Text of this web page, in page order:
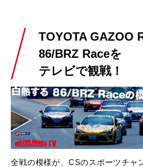
TOYOTA GAZOO
86/BRZ Raceを
テレビで観戦！
全戦の模様が、CSのスポーツチャ